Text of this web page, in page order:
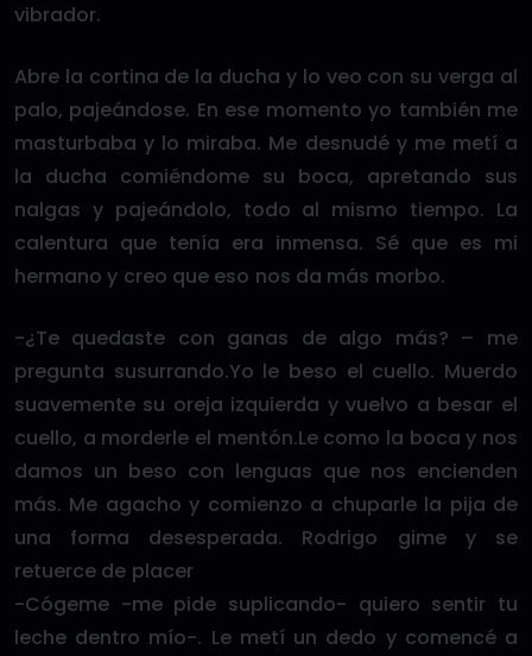
vibrador.
Abre la cortina de la ducha y lo veo con su verga al
palo, pajeándose. En ese momento yo también me
masturbaba y lo miraba. Me desnudé y me metí a
la ducha comiéndome su boca, apretando sus
nalgas y pajeándolo, todo al mismo tiempo. La
calentura que tenía era inmensa. Sé que es mi
hermano y creo que eso nos da más morbo.
-¿Te quedaste con ganas de algo más? – me
pregunta susurrando.Yo le beso el cuello. Muerdo
suavemente su oreja izquierda y vuelvo a besar el
cuello, a morderle el mentón.Le como la boca y nos
damos un beso con lenguas que nos encienden
más. Me agacho y comienzo a chuparle la pija de
una forma desesperada. Rodrigo gime y se
retuerce de placer
-Cógeme -me pide suplicando- quiero sentir tu
leche dentro mío-. Le metí un dedo y comencé a